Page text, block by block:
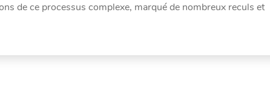
de ce processus complexe, marqué de nombreux reculs et